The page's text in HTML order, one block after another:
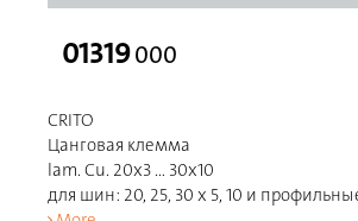
01319000
CRITO
Цанговая клемма
lam. Cu. 20x3 ... 30x10
для шин: 20, 25, 30 x 5, 10 и